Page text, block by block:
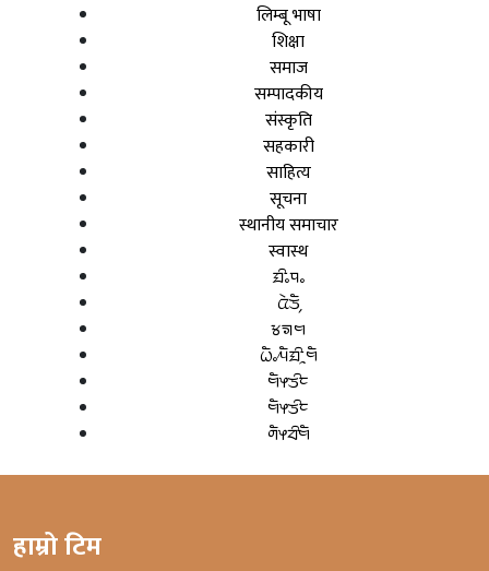
लिम्बू भाषा
शिक्षा
समाज
सम्पादकीय
संस्कृति
सहकारी
साहित्य
सूचना
स्थानीय समाचार
स्वास्थ
ᤀᤡᤱᤄᤱ
ᤂᤧᤍᤠ᤹
ᤃᤈᤗ
ᤐᤠᤱᤘᤠᤀᤡᤳᤗᤠ
ᤗᤠᤶᤍᤡᤰ
ᤗᤠᤶᤍᤡᤰ
ᤛᤠᤶᤔᤡᤗᤠ
हाम्रो टिम